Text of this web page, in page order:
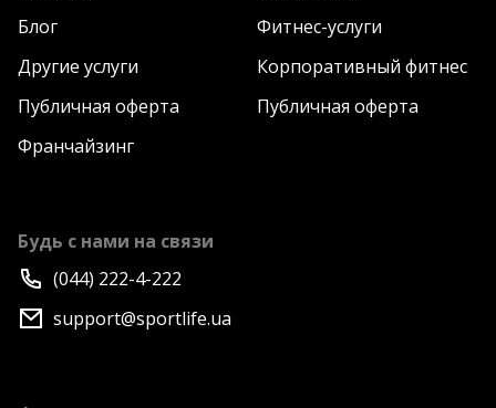
Блог
Фитнес-услуги
Другие услуги
Корпоративный фитнес
Публичная оферта
Публичная оферта
Франчайзинг
Будь с нами на связи
(044) 222-4-222
support@sportlife.ua